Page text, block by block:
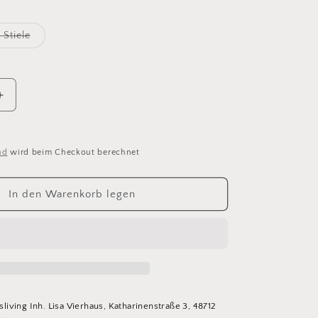
StieleVariante
Erhöhe
für
weiß
wird beim Checkout berechnet
In den Warenkorb legen
Inh. Lisa Vierhaus, Katharinenstraße 3, 48712